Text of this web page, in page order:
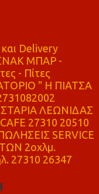
Delivery
ΜΠΑΡ -
- Πίτες
" Η ΠΙΑΤΣΑ
ΛΕΩΝΙΔΑΣ
27310 20510
SERVICE
2οχλμ.
27310 26347